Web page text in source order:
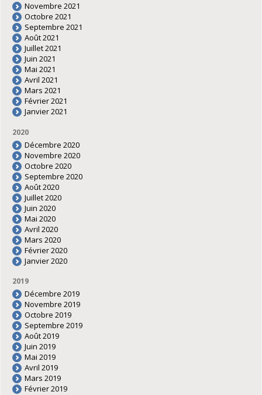
Novembre 2021
Octobre 2021
Septembre 2021
Août 2021
Juillet 2021
Juin 2021
Mai 2021
Avril 2021
Mars 2021
Février 2021
Janvier 2021
2020
Décembre 2020
Novembre 2020
Octobre 2020
Septembre 2020
Août 2020
Juillet 2020
Juin 2020
Mai 2020
Avril 2020
Mars 2020
Février 2020
Janvier 2020
2019
Décembre 2019
Novembre 2019
Octobre 2019
Septembre 2019
Août 2019
Juin 2019
Mai 2019
Avril 2019
Mars 2019
Février 2019